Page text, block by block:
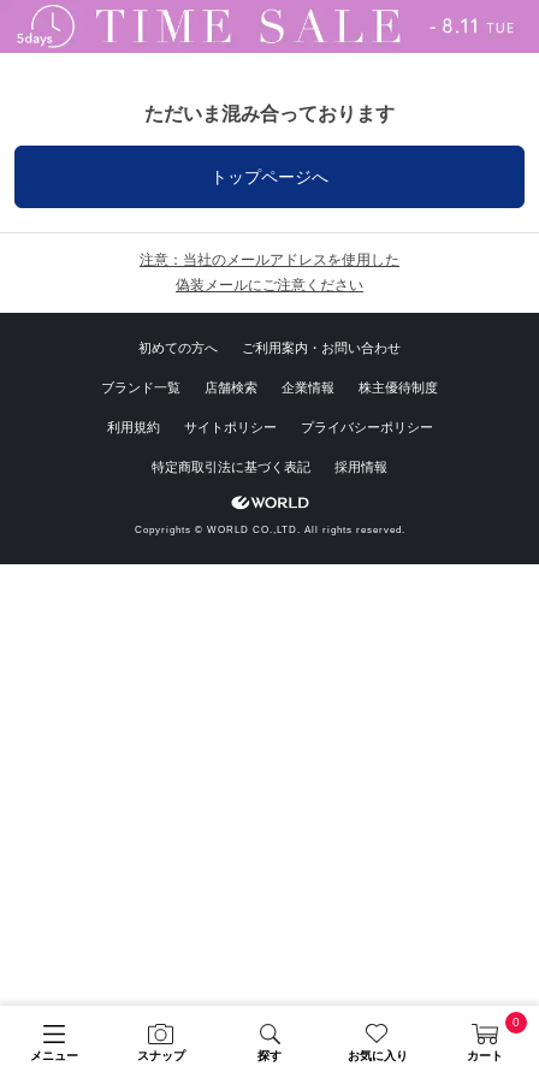
メニュー スナップ 探す お気に入り カート
0
ただいま混み合っております
トップページへ
注意：当社のメールアドレスを使用した
偽装メールにご注意ください
初めての方へ ご利用案内・お問い合わせ
ブランド一覧 店舗検索 企業情報 株主優待制度
利用規約 サイトポリシー プライバシーポリシー
特定商取引法に基づく表記 採用情報
Copyrights © WORLD CO.,LTD. All rights reserved.